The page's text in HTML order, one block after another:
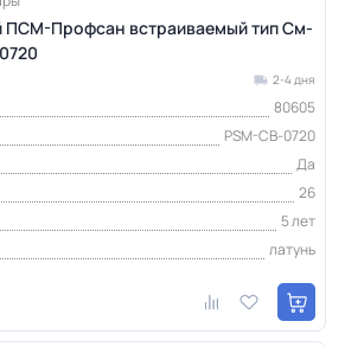
ПСМ-Профсан встраиваемый тип См-
2-4 дня
80605
PSM-CB-0720
Да
26
5 лет
латунь